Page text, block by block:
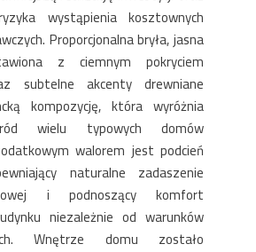
wystąpienia kosztownych
Proporcjonalna bryła, jasna
z ciemnym pokryciem
subtelne akcenty drewniane
kompozycję, która wyróżnia
wielu typowych domów
walorem jest podcień
naturalne zadaszenie
i podnoszący komfort
niezależnie od warunków
Wnętrze domu zostało